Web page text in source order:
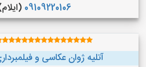
09109220106
آتلیه ژوان عکاسی و